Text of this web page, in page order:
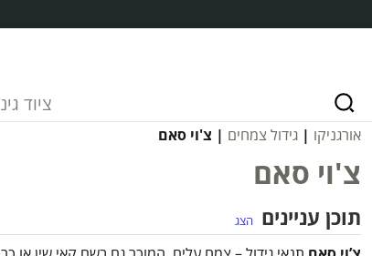
ציוד
אורגניקו | גידול צמחים | צ'וי סאם
צ'וי סאם
תוכן עניינים הצג